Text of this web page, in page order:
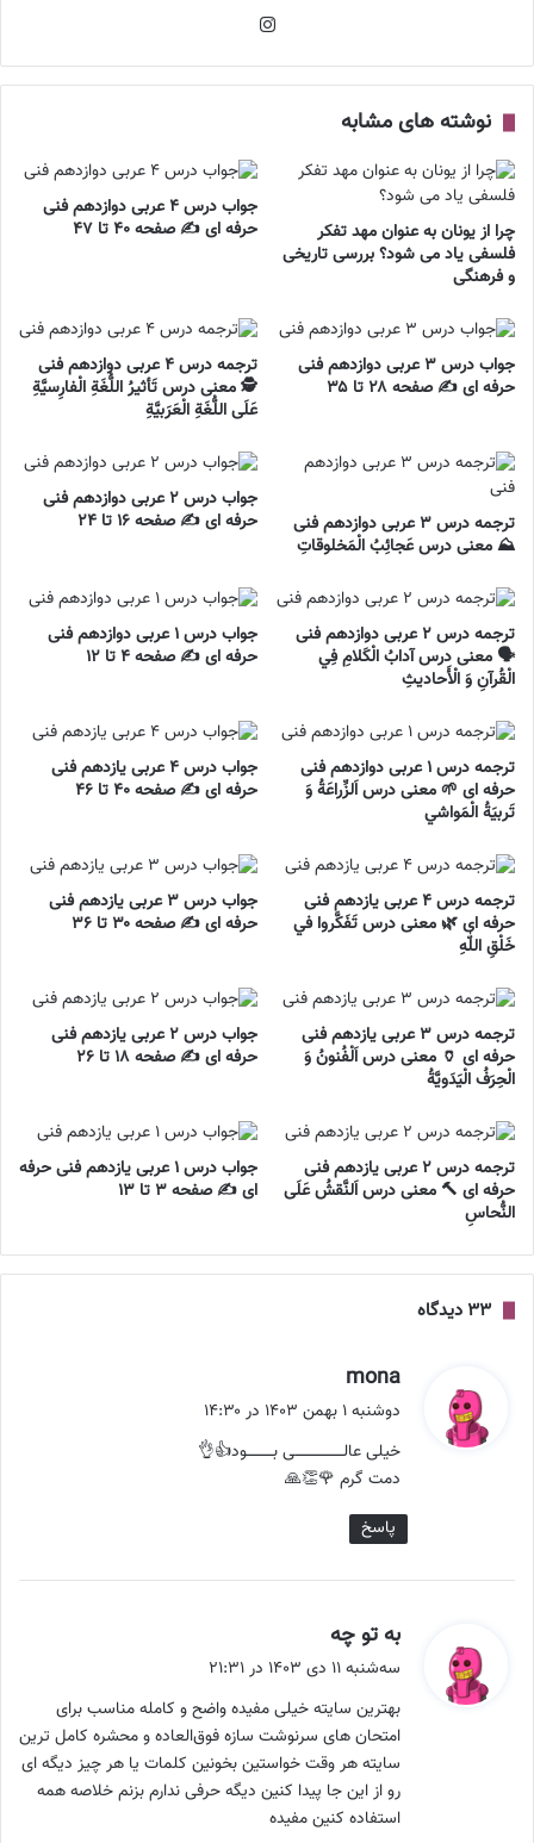
نوشته های مشابه
چرا از یونان به عنوان مهد تفکر
فلسفی یاد می شود؟ بررسی تاریخی
و فرهنگی
جواب درس ۴ عربی دوازدهم فنی
حرفه ای ✍️ صفحه ۴۰ تا ۴۷
جواب درس ۳ عربی دوازدهم فنی
حرفه ای ✍️ صفحه ۲۸ تا ۳۵
ترجمه درس ۴ عربی دوازدهم فنی
🕵️ معنی درس تَأثيرُ اللُّغَةِ الْفارِسيَّةِ
عَلَی اللُّغَةِ الْعَرَبيَّةِ
ترجمه درس ۳ عربی دوازدهم فنی
⛰️ معنی درس عَجائِبُ الْمَخلوقاتِ
جواب درس ۲ عربی دوازدهم فنی
حرفه ای ✍️ صفحه ۱۶ تا ۲۴
ترجمه درس ۲ عربی دوازدهم فنی
🗣️ معنی درس آدابُ الْکَلامِ فِي
الْقُرآنِ وَ الْأَحاديثِ
جواب درس ۱ عربی دوازدهم فنی
حرفه ای ✍️ صفحه ۴ تا ۱۲
ترجمه درس ۱ عربی دوازدهم فنی
حرفه ای 🌱 معنی درس اَلزِّراعَةُ وَ
تَربيَةُ الْمَواشي
جواب درس ۴ عربی یازدهم فنی
حرفه ای ✍️ صفحه ۴۰ تا ۴۶
ترجمه درس ۴ عربی یازدهم فنی
حرفه ای 🌿 معنی درس تَفَکَّروا في
خَلْقِ اللّٰهِ
جواب درس ۳ عربی یازدهم فنی
حرفه ای ✍️ صفحه ۳۰ تا ۳۶
ترجمه درس ۳ عربی یازدهم فنی
حرفه ای 🏺 معنی درس اَلْفُنونُ وَ
الْحِرَفُ الْيَدَويَّةُ
جواب درس ۲ عربی یازدهم فنی
حرفه ای ✍️ صفحه ۱۸ تا ۲۶
ترجمه درس ۲ عربی یازدهم فنی
حرفه ای 🔨 معنی درس اَلنَّقشُ عَلَی
النُّحاسِ
جواب درس ۱ عربی یازدهم فنی حرفه
ای ✍️ صفحه ۳ تا ۱۳
‫۳۳ دیدگاه
mona
ف
:
دوشنبه ۱ بهمن ۱۴۰۳ در ۱۴:۳۰
خیلی عالــــــــــــــــــــی بـــــــــــود👍👌
دمت گرم 🌹👏🙏
پاسخ
به تو چه
ف
:
سه‌شنبه ۱۱ دی ۱۴۰۳ در ۲۱:۳۱
بهترین سایته خیلی مفیده واضح و کامله مناسب برای
امتحان های سرنوشت سازه فوق‌العاده و محشره کامل ترین
سایته هر وقت خواستین بخونین کلمات یا هر چیز دیگه ای
رو از این جا پیدا کنین دیگه حرفی ندارم بزنم خلاصه همه
استفاده کنین مفیده